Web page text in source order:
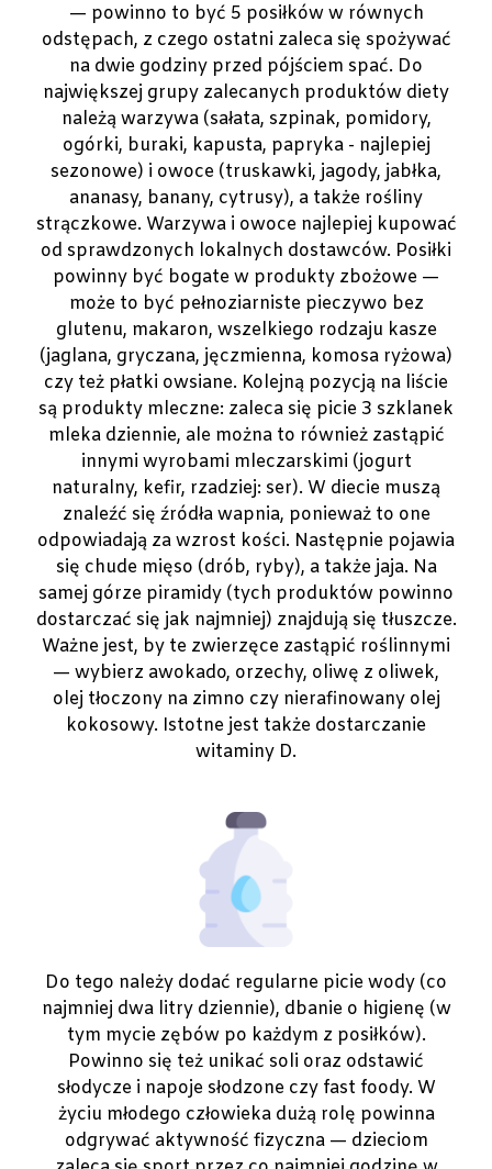
— powinno to być 5 posiłków w równych
odstępach, z czego ostatni zaleca się spożywać
na dwie godziny przed pójściem spać. Do
największej grupy zalecanych produktów diety
należą warzywa (sałata, szpinak, pomidory,
ogórki, buraki, kapusta, papryka - najlepiej
sezonowe) i owoce (truskawki, jagody, jabłka,
ananasy, banany, cytrusy), a także rośliny
strączkowe. Warzywa i owoce najlepiej kupować
od sprawdzonych lokalnych dostawców. Posiłki
powinny być bogate w produkty zbożowe —
może to być pełnoziarniste pieczywo bez
glutenu, makaron, wszelkiego rodzaju kasze
(jaglana, gryczana, jęczmienna, komosa ryżowa)
czy też płatki owsiane. Kolejną pozycją na liście
są produkty mleczne: zaleca się picie 3 szklanek
mleka dziennie, ale można to również zastąpić
innymi wyrobami mleczarskimi (jogurt
naturalny, kefir, rzadziej: ser). W diecie muszą
znaleźć się źródła wapnia, ponieważ to one
odpowiadają za wzrost kości. Następnie pojawia
się chude mięso (drób, ryby), a także jaja. Na
samej górze piramidy (tych produktów powinno
dostarczać się jak najmniej) znajdują się tłuszcze.
Ważne jest, by te zwierzęce zastąpić roślinnymi
— wybierz awokado, orzechy, oliwę z oliwek,
olej tłoczony na zimno czy nierafinowany olej
kokosowy. Istotne jest także dostarczanie
witaminy D.
Do tego należy dodać regularne picie wody (co
najmniej dwa litry dziennie), dbanie o higienę (w
tym mycie zębów po każdym z posiłków).
Powinno się też unikać soli oraz odstawić
słodycze i napoje słodzone czy fast foody. W
życiu młodego człowieka dużą rolę powinna
odgrywać aktywność fizyczna — dzieciom